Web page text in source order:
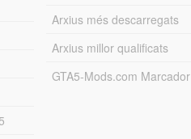
Arxius més descarregats
Arxius millor qualificats
GTA5-Mods.com Marcador